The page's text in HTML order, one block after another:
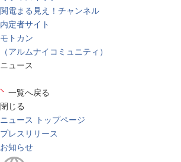
関電まる見え！チャンネル
内定者サイト
モトカン
（アルムナイコミュニティ）
ニュース
一覧へ戻る
閉じる
ニュース トップページ
プレスリリース
お知らせ